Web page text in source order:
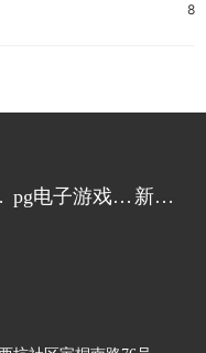
8
pg电子游戏的 新闻